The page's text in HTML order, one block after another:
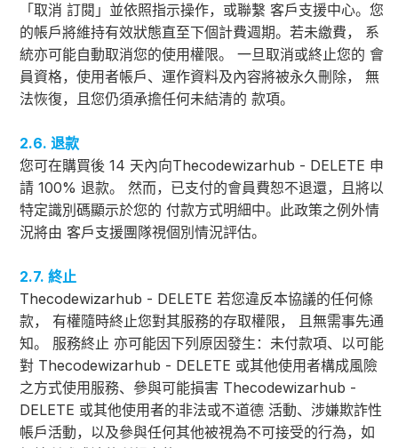
「取消 訂閱」並依照指示操作，或聯繫 客戶支援中心。您
的帳戶將維持有效狀態直至下個計費週期。若未繳費， 系
統亦可能自動取消您的使用權限。 一旦取消或終止您的 會
員資格，使用者帳戶、運作資料及內容將被永久刪除， 無
法恢復，且您仍須承擔任何未結清的 款項。
2.6. 退款
您可在購買後 14 天內向Thecodewizarhub - DELETE 申
請 100% 退款。 然而，已支付的會員費恕不退還，且將以
特定識別碼顯示於您的 付款方式明細中。此政策之例外情
況將由 客戶支援團隊視個別情況評估。
2.7. 終止
Thecodewizarhub - DELETE 若您違反本協議的任何條
款， 有權隨時終止您對其服務的存取權限， 且無需事先通
知。 服務終止 亦可能因下列原因發生：未付款項、以可能
對 Thecodewizarhub - DELETE 或其他使用者構成風險
之方式使用服務、參與可能損害 Thecodewizarhub -
DELETE 或其他使用者的非法或不道德 活動、涉嫌欺詐性
帳戶活動，以及參與任何其他被視為不可接受的行為，如